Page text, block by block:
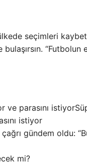
seçimleri
“Futbolun
istiyor
gündem oldu:
mi?